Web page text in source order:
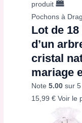
produit
Pochons à
Lot de
d’un
cristal
mariage
Note5.00 sur 5
15,99€ Voir le